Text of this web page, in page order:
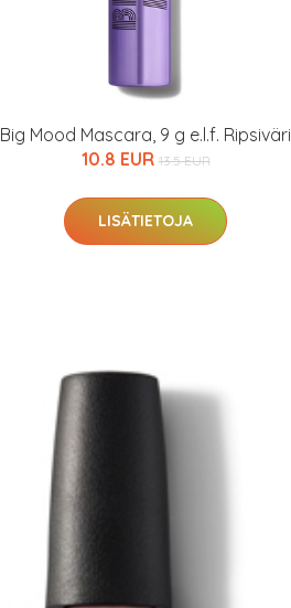
Big Mood Mascara, 9 g e.l.f. Ripsiväri
10.8 EUR 13.5 EUR
LISÄTIETOJA